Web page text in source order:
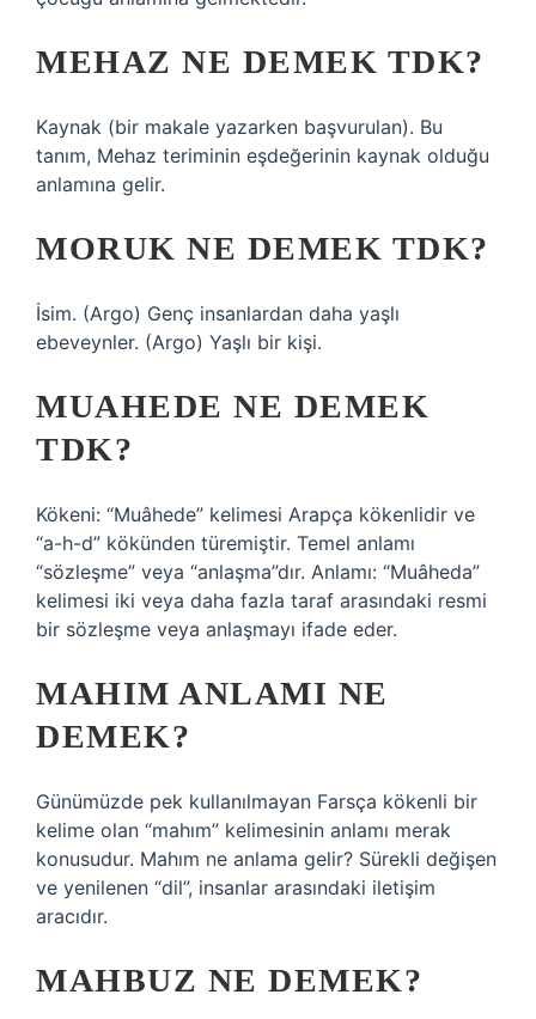
MEHAZ NE DEMEK TDK?
Kaynak (bir makale yazarken başvurulan). Bu
tanım, Mehaz teriminin eşdeğerinin kaynak olduğu
anlamına gelir.
MORUK NE DEMEK TDK?
İsim. (Argo) Genç insanlardan daha yaşlı
ebeveynler. (Argo) Yaşlı bir kişi.
MUAHEDE NE DEMEK
TDK?
Kökeni: “Muâhede” kelimesi Arapça kökenlidir ve
“a-h-d” kökünden türemiştir. Temel anlamı
“sözleşme” veya “anlaşma”dır. Anlamı: “Muâheda”
kelimesi iki veya daha fazla taraf arasındaki resmi
bir sözleşme veya anlaşmayı ifade eder.
MAHIM ANLAMI NE
DEMEK?
Günümüzde pek kullanılmayan Farsça kökenli bir
kelime olan “mahım” kelimesinin anlamı merak
konusudur. Mahım ne anlama gelir? Sürekli değişen
ve yenilenen “dil”, insanlar arasındaki iletişim
aracıdır.
MAHBUZ NE DEMEK?